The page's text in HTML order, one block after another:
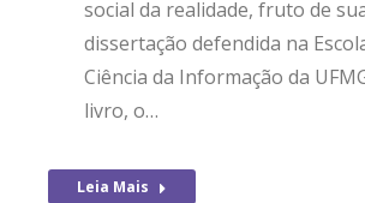
social da realidade, fruto de
dissertação defendida na
Ciência da Informação da
livro, o…
Leia Mais